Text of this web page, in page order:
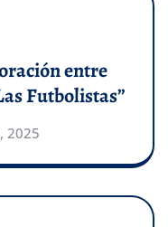
entre
Futbolistas”
2025